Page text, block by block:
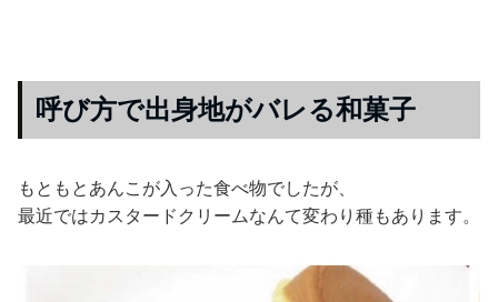
呼び方で出身地がバレる和菓子
もともとあんこが入った食べ物でしたが、
最近ではカスタードクリームなんて変わり種もあります。